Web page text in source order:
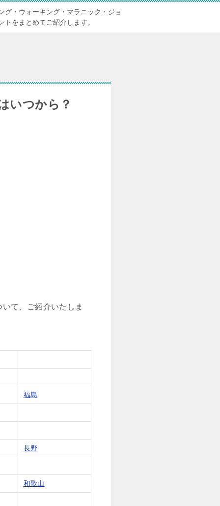
グ・ウォーキング・マラニック・ジョ
をまとめてご紹介します。
いつから？
いて、ご紹介いたしま
福島
長野
和歌山